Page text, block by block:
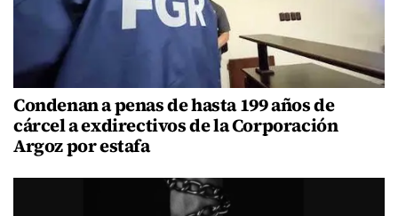
Condenan a penas de hasta 199 años de
cárcel a exdirectivos de la Corporación
Argoz por estafa